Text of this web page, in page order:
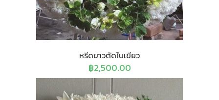
หรีดขาวตัดใบเขียว
฿2,500.00